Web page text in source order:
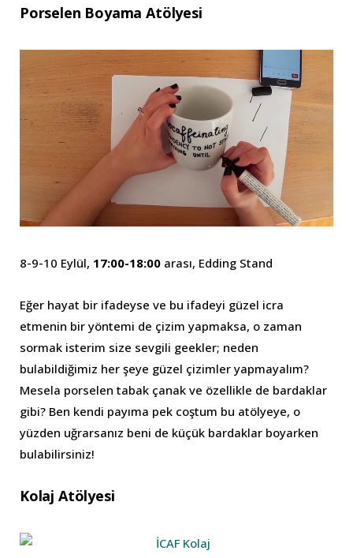
Porselen Boyama Atölyesi
8-9-10 Eylül, 17:00-18:00 arası, Edding Stand
Eğer hayat bir ifadeyse ve bu ifadeyi güzel icra
etmenin bir yöntemi de çizim yapmaksa, o zaman
sormak isterim size sevgili geekler; neden
bulabildiğimiz her şeye güzel çizimler yapmayalım?
Mesela porselen tabak çanak ve özellikle de bardaklar
gibi? Ben kendi payıma pek coştum bu atölyeye, o
yüzden uğrarsanız beni de küçük bardaklar boyarken
bulabilirsiniz!
Kolaj Atölyesi